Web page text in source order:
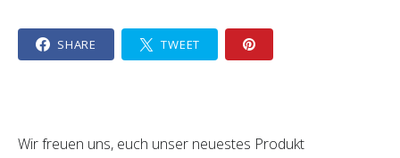
SHARE TWEET
Wir freuen uns, euch unser neuestes Produkt